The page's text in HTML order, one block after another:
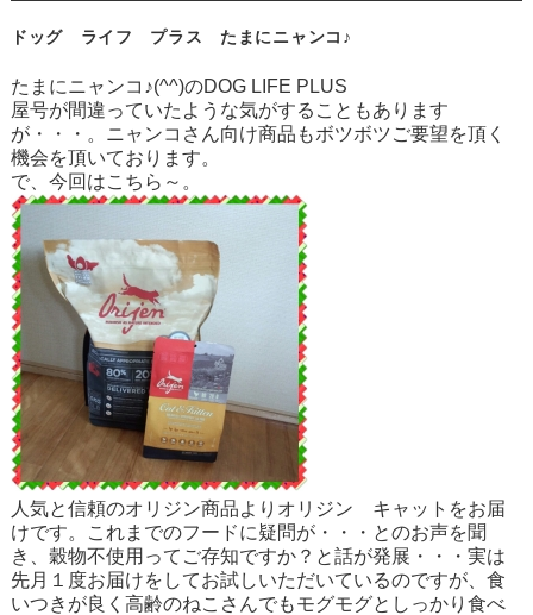
ドッグ ライフ プラス たまにニャンコ♪
たまにニャンコ♪(^^)のDOG LIFE PLUS
屋号が間違っていたような気がすることもあります
が・・・。ニャンコさん向け商品もボツボツご要望を頂く
機会を頂いております。
で、今回はこちら～。
人気と信頼のオリジン商品よりオリジン キャットをお届
けです。これまでのフードに疑問が・・・とのお声を聞
き、穀物不使用ってご存知ですか？と話が発展・・・実は
先月１度お届けをしてお試しいただいているのですが、食
いつきが良く高齢のねこさんでもモグモグとしっかり食べ